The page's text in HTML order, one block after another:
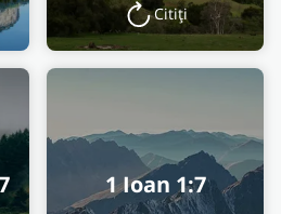
Citiți
1 Ioan 1:7